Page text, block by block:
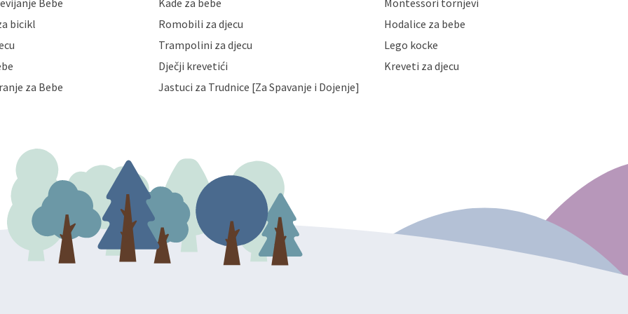
osobnih podataka od
povjerljivost Vaših osobnih
podataka samo onim svojim
Napominjemo da
i objašnjenja odustati od
osobnih podataka. Opoziv
Bebe Kade za bebe
Montessori tornjevi
bicikl Romobili za djecu
Hodalice za bebe
Trampolini za djecu
Lego kocke
Dječji krevetići
Kreveti za djecu
za Bebe Jastuci za Trudnice [Za Spavanje i Dojenje]